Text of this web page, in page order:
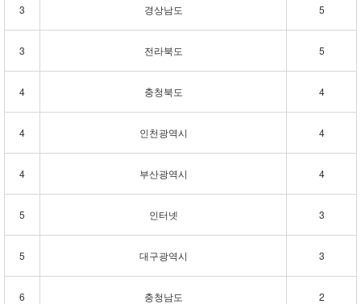
3 경상남도 5
3 전라북도 5
4 충청북도 4
4 인천광역시 4
4 부산광역시 4
5 인터넷 3
5 대구광역시 3
6 충청남도 2